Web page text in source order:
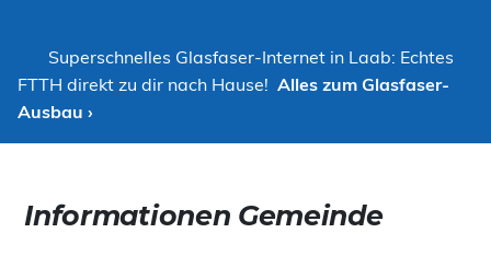
Superschnelles Glasfaser-Internet in Laab: Echtes
FTTH direkt zu dir nach Hause! Alles zum Glasfaser-
Ausbau ›
Informationen Gemeinde